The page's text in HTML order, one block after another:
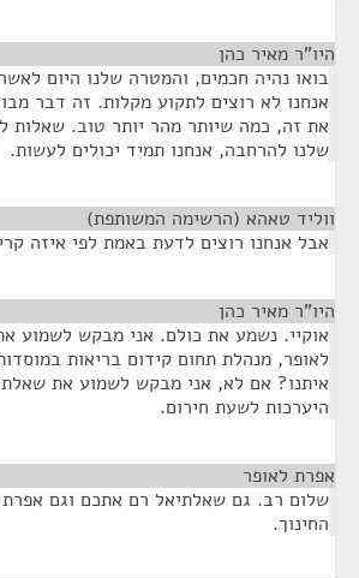
היו"ר מאיר כהן
בואו נהיה חכמים, והמטרה שלנו היום
אנחנו לא רוצים לתקוע מקלות. זה דבר
את זה, כמה שיותר מהר יותר טוב. שאלות
שלנו להרחבה, אנחנו תמיד יכולים לעשות.
ווליד טאהא (הרשימה המשותפת)
אבל אנחנו רוצים לדעת באמת לפי איזה
היו"ר מאיר כהן
אוקיי. נשמע את כולם. אני מבקש לשמוע
לאופר, מנהלת תחום קידום בריאות
איתנו? אם לא, אני מבקש לשמוע את
היערכות לשעת חירום.
אפרת לאופר
שלום רב. גם שאלתיאל רם אתכם וגם
החינוך.